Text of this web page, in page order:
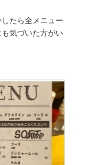
たら全メニュー
気づいた方がい